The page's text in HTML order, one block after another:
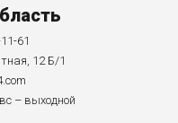
61
12 Б/1
– выходной